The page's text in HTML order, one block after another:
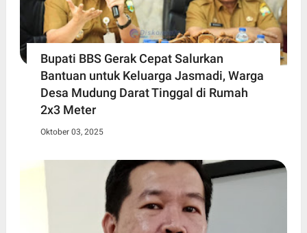
Bupati BBS Gerak Cepat Salurkan
Bantuan untuk Keluarga Jasmadi, Warga
Desa Mudung Darat Tinggal di Rumah
2x3 Meter
Oktober 03, 2025